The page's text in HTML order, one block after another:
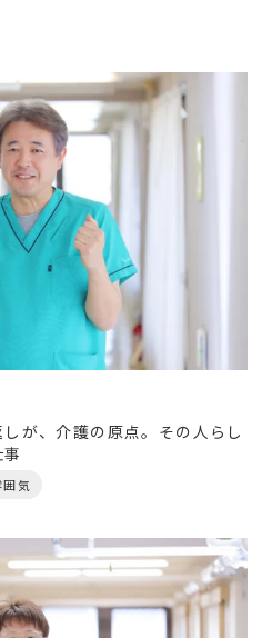
が、介護の原点。その人らし
気